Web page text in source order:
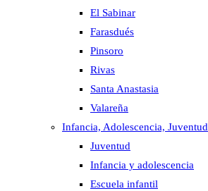
El Sabinar
Farasdués
Pinsoro
Rivas
Santa Anastasia
Valareña
Infancia, Adolescencia, Juventud
Juventud
Infancia y adolescencia
Escuela infantil